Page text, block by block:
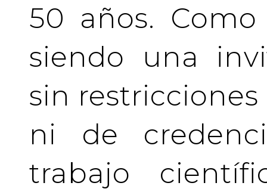
50 años.
siendo una
sin
ni de
trabajo